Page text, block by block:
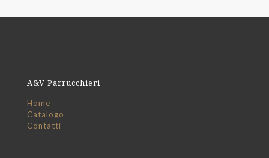
A&V Parrucchieri
Home
Catalogo
Contatti